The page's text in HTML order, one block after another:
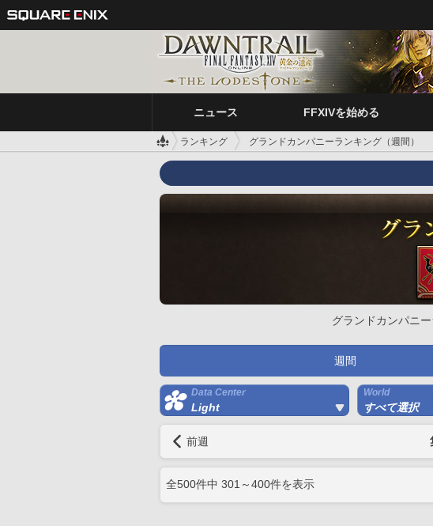
ニュース FFXIVを始める
ランキング グランドカンパニーランキング（週間）
グランドカンパニ
週間
Data Center
Light
World
すべて選択
前週
全500件中 301 ～400件を表示